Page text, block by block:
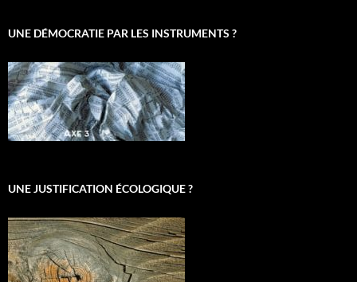
UNE DÉMOCRATIE PAR LES INSTRUMENTS ?
UNE JUSTIFICATION ÉCOLOGIQUE ?